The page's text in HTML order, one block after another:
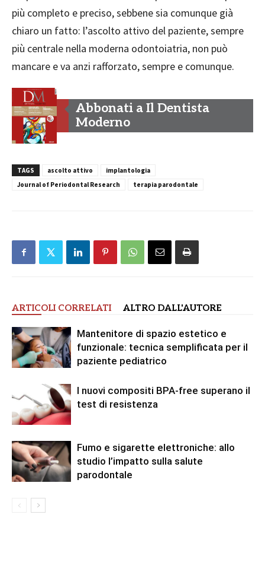
più completo e preciso, sebbene sia comunque già
chiaro un fatto: l’ascolto attivo del paziente, sempre
più centrale nella moderna odontoiatria, non può
mancare e va anzi rafforzato, sempre e comunque.
Abbonati a Il Dentista
Moderno
TAGS ascolto attivo
implantologia
Journal of Periodontal Research
terapia parodontale
ARTICOLI CORRELATI ALTRO DALL'AUTORE
Mantenitore di spazio estetico e
funzionale: tecnica semplificata per il
paziente pediatrico
I nuovi compositi BPA-free superano il
test di resistenza
Fumo e sigarette elettroniche: allo
studio l’impatto sulla salute
parodontale